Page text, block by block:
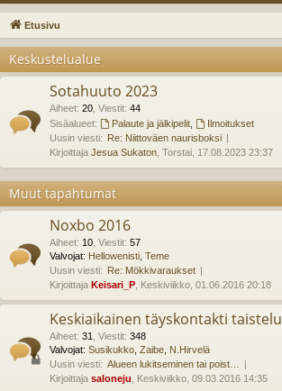
ku
el
t
Etusivu
Keskustelualue
Sotahuuto 2023
Aiheet: 20 Viestit: 44
Sisäalueet:
Palaute ja jälkipelit,
Ilmoitukset
Uusin viesti: Re: Niittoväen naurisboksi
Kirjoittaja Jesua Sukaton , Torstai, 17.08.2023 23:37
Muut tapahtumat
Noxbo 2016
Aiheet: 10 Viestit: 57
Valvojat: Hellowenisti Teme
Uusin viesti: Re: Mökkivaraukset
Kirjoittaja Keisari_P , Keskiviikko, 01.06.2016 20:18
Keskiaikainen täyskontakti taistelu
Aiheet: 31 Viestit: 348
Valvojat: Susikukko Zaibe N.Hirvelä
Uusin viesti: Alueen lukitseminen tai poist…
Kirjoittaja saloneju , Keskiviikko, 09.03.2016 14:35